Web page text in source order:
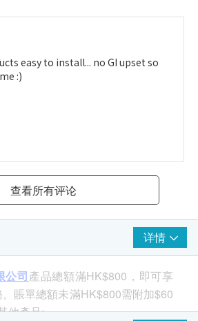
so
:)
查看所有评论
详情
公司產品總額滿HK$800，即可享
賬單總額未滿HK$800需附加$60
他產品>